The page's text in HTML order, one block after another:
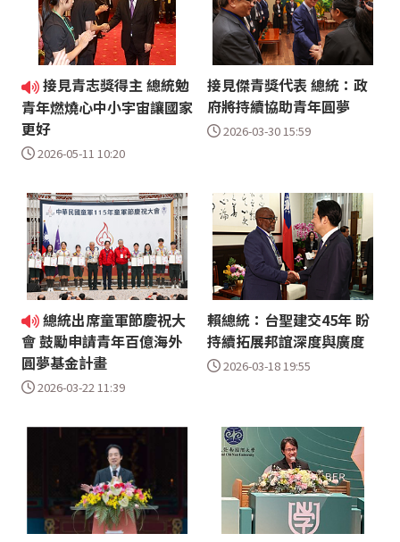
接見青志獎得主 總統勉
青年燃燒心中小宇宙讓國家
更好
2026-05-11 10:20
接見傑青獎代表 總統：政
府將持續協助青年圓夢
2026-03-30 15:59
總統出席童軍節慶祝大
會 鼓勵申請青年百億海外
圓夢基金計畫
2026-03-22 11:39
賴總統：台聖建交45年 盼
持續拓展邦誼深度與廣度
2026-03-18 19:55